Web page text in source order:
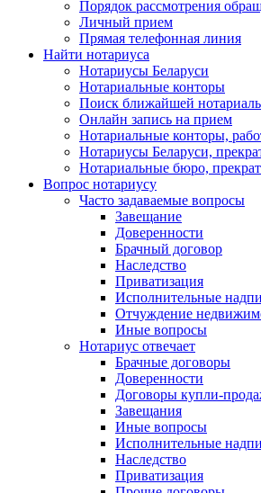
Порядок рассмотрения
Личный прием
Прямая телефонная линия
Найти нотариуса
Нотариусы Беларуси
Нотариальные конторы
Поиск ближайшей
Онлайн запись на прием
Нотариальные конторы,
Нотариусы Беларуси,
Нотариальные бюро,
Вопрос нотариусу
Часто задаваемые вопросы
Завещание
Доверенности
Брачный договор
Наследство
Приватизация
Исполнительные
Отчуждение
Иные вопросы
Нотариус отвечает
Брачные договоры
Доверенности
Договоры купли-
Завещания
Иные вопросы
Исполнительные
Наследство
Приватизация